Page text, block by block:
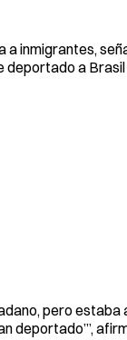
a inmigrantes,
deportado a
pero estaba
deportado’”,